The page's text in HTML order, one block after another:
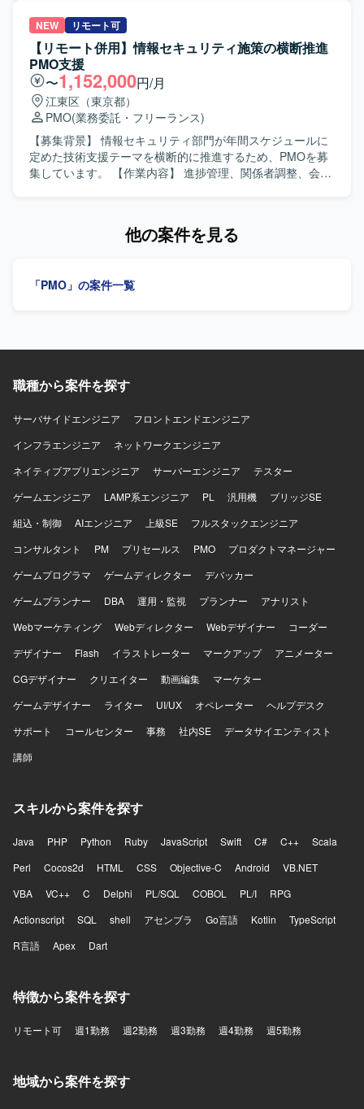
ィなどの領域で高度な知見を習得しながら、長期的にスキ
ルを深めていただける環境です。 【開発環境】 Azureおよ
びMicrosoft 365を中心としたクラウド基盤上で、Microsoft
Entra IDやMicrosoft Intune、オンプレミスのWindows
ServerおよびActive Directoryと連携したハイブリッド構成
の環境です。SAML認証連携やeDiscoveryなども活用した環
境となっております。
ェーズに参画いただきます。現場部門に入り込み、業務の
実態を可視化しながら将来像を描いていきます。具体的に
は、業務部門へのヒアリングや現状業務(As-Is)の可視化・
業務フロー作成、業務課題の抽出・整理および将来業務(To-
Be)の検討・改善提案を行っていただきます。また、業務整
理手法の標準化、各種資料作成、会議ファシリテーション
を担当いただきます。さらに、プロジェクト全体の進捗管
理・課題管理を行い、PM/PMOとしてのプロジェクト推進
を担っていただきます。期間としては、計画策定フェーズ
とヒアリング・業務整理・フロー作成フェーズに分かれて
やPMOとして、As-Is/To-Be業務フロー作成とユーザヒアリ
の地力をお持ちの方も歓迎します。 【ポジションの魅力】
ことができ、建設業界における基幹システム刷新の全体像
ネージャークラスとメンバークラスの両ポジションがあ
す。 【開発環境】 本案件は業務改革および構想策定が中心
ェクトを推進していただきます。
NEW リモート可
【リモート併用】情報セキュリティ施策の横断推進
PMO支援
〜1,152,000円/月
江東区（東京都）
PMO(業務委託・フリーランス)
【募集背景】 情報セキュリティ部門が年間スケジュールに
定めた技術支援テーマを横断的に推進するため、PMOを募
集しています。 【作業内容】 進捗管理、関係者調整、会議
用展開、SBOM導入検討、各種申請・ツール改善の推進を
体的に進められる方を求めています。 【ポジションの魅
育、規程整備、ツール導入・改善を行います。
他の案件を見る
「PMO」の案件一覧
職種から案件を探す
サーバサイドエンジニア
フロントエンドエンジニア
インフラエンジニア
ネットワークエンジニア
ネイティブアプリエンジニア
サーバーエンジニア
テスター
ゲームエンジニア
LAMP系エンジニア PL 汎用機
ブリッジSE
組込・制御
AIエンジニア 上級SE
フルスタックエンジニア
コンサルタント
PM プリセールス PMO
プロダクトマネージャー
ゲームプログラマ
ゲームディレクター
デバッカー
ゲームプランナー
DBA 運用・監視 プランナー
アナリスト
Webマーケティング
Webディレクター Webデザイナー
コーダー
デザイナー
Flash イラストレーター マークアップ
アニメーター
CGデザイナー
クリエイター 動画編集
マーケター
ゲームデザイナー
ライター UI/UX オペレーター
ヘルプデスク
サポート
コールセンター 事務 社内SE
データサイエンティスト
講師
スキルから案件を探す
Java PHP Python Ruby JavaScript Swift C# C++
Scala
Perl
Cocos2d HTML CSS Objective-C Android
VB.NET
VBA
VC++ C Delphi PL/SQL COBOL PL/I
RPG
Actionscript
SQL shell アセンブラ Go言語 Kotlin
TypeScript
R言語
Apex Dart
特徴から案件を探す
リモート可 週1勤務 週2勤務 週3勤務 週4勤務 週5勤務
地域から案件を探す